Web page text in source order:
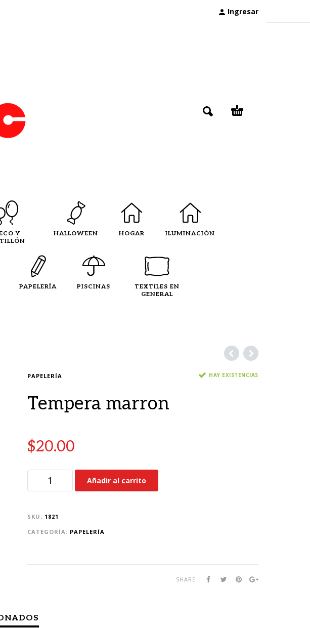
Ingresar
Y
HALLOWEEN HOGAR ILUMINACIÓN
PAPELERÍA PISCINAS
TEXTILES EN
GENERAL
PAPELERÍA HAY EXISTENCIAS
Tempera marron
$20.00
Añadir al carrito
SKU: 1821
CATEGORÍA: PAPELERÍA
SHARE